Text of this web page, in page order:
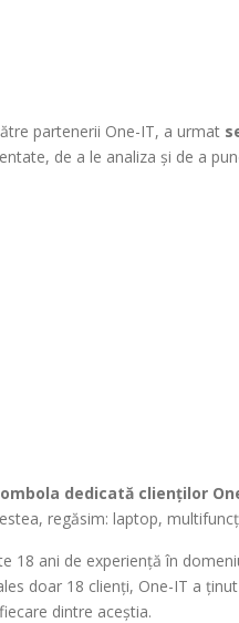
partenerii One-IT, a urmat
de a le analiza și de a
dedicată clienților
regăsim: laptop,
18 ani de experiență în
doar 18 clienți, One-IT a
dintre aceștia.